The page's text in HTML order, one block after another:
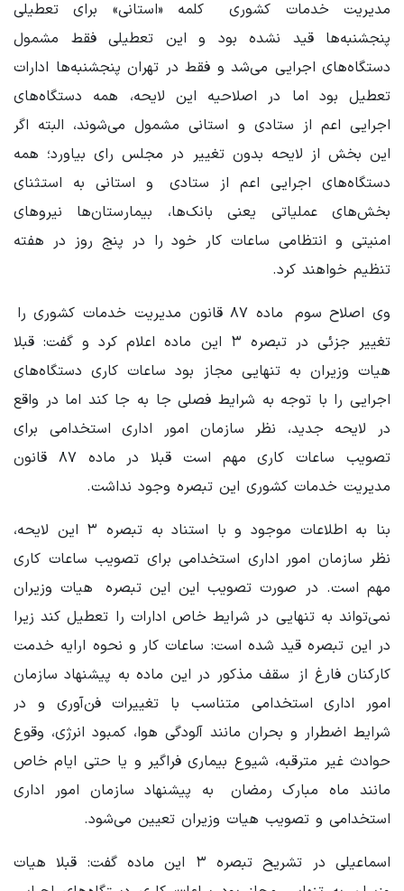
مدیریت خدمات کشوری کلمه «استانی» برای تعطیلی
پنجشنبه‌ها قید نشده بود و این تعطیلی فقط مشمول
دستگاه‌های اجرایی می‌شد و فقط در تهران پنجشنبه‌ها ادارات
تعطیل بود اما در اصلاحیه این لایحه، همه دستگاه‌های
اجرایی اعم از ستادی و استانی مشمول می‌شوند، البته اگر
این بخش از لایحه بدون تغییر در مجلس رای بیاورد؛ همه
دستگاه‌های اجرایی اعم از ستادی و استانی به استثنای
بخش‌های عملیاتی یعنی بانک‌ها، بیمارستان‌ها نیروهای
امنیتی و انتظامی ساعات کار خود را در پنج روز در هفته
تنظیم خواهند کرد.
وی اصلاح سوم ماده ۸۷ قانون مدیریت خدمات کشوری را
تغییر جزئی در تبصره ۳ این ماده اعلام کرد و گفت: قبلا
هیات‌ وزیران به تنهایی مجاز بود ساعات کاری دستگاه‌های
اجرایی را با توجه به شرایط فصلی جا به جا کند اما در واقع
در لایحه جدید، نظر سازمان امور اداری استخدامی برای
تصویب ساعات‌ کاری مهم است قبلا در ماده ۸۷ قانون
مدیریت خدمات کشوری این تبصره وجود نداشت.
بنا به اطلاعات موجود و با استناد به تبصره ۳ این لایحه،
نظر سازمان امور اداری استخدامی برای تصویب ساعات کاری
مهم است. در صورت تصویب این این تبصره هیات وزیران
نمی‌تواند به تنهایی در شرایط خاص ادارات را تعطیل کند زیرا
در این تبصره قید شده است: ساعات کار و نحوه ارایه خدمت
کارکنان فارغ از سقف مذکور در این ماده به پیشنهاد سازمان
امور اداری استخدامی متناسب با تغییرات فن‌آوری و در
شرایط اضطرار و بحران مانند آلودگی هوا، کمبود انرژی، وقوع
حوادث غیر مترقبه، شیوع بیماری فراگیر و یا حتی ایام خاص
مانند ماه مبارک رمضان به پیشنهاد سازمان امور اداری
استخدامی و تصویب هیات وزیران تعیین می‌شود.
اسماعیلی در تشریح تبصره ۳ این ماده گفت: قبلا هیات